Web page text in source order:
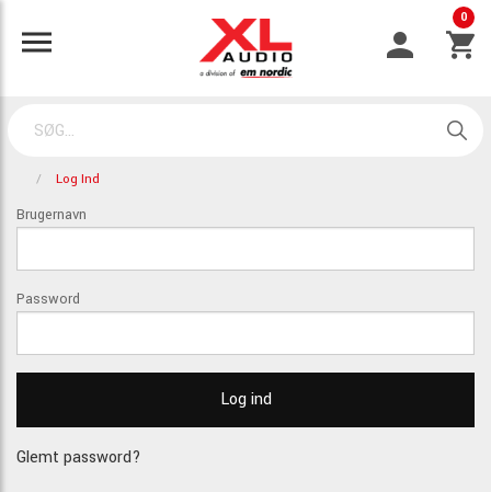
0
Log Ind
Brugernavn
Password
Glemt password?